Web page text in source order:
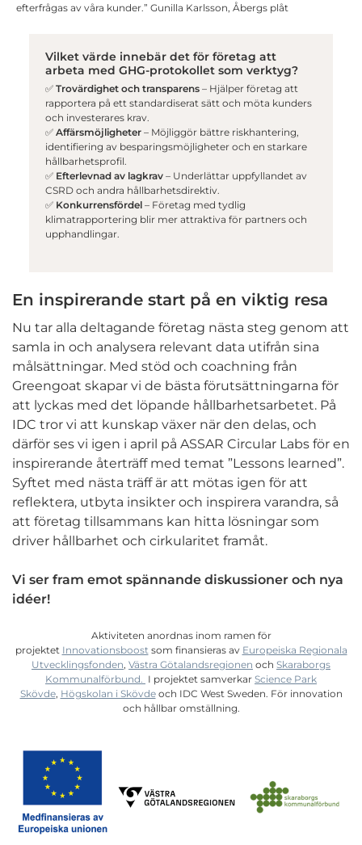
efterfrågas av våra kunder.” Gunilla Karlsson, Åbergs plåt
Vilket värde innebär det för företag att
arbeta med GHG-protokollet som verktyg?
✅ Trovärdighet och transparens– Hjälper företag att
rapportera på ett standardiserat sätt och möta kunders
och investerares krav.
✅ Affärsmöjligheter– Möjliggör bättre riskhantering,
identifiering av besparingsmöjligheter och en starkare
hållbarhetsprofil.
✅ Efterlevnad av lagkrav– Underlättar uppfyllandet av
CSRD och andra hållbarhetsdirektiv.
✅ Konkurrensfördel– Företag med tydlig
klimatrapportering blir mer attraktiva för partners och
upphandlingar.
En inspirerande start på en viktig resa
Nu tar alla deltagande företag nästa steg genom att
samla in och analysera relevant data utifrån sina
målsättningar. Med stöd och coachning från
Greengoat skapar vi de bästa förutsättningarna för
att lyckas med det löpande hållbarhetsarbetet. På
IDC tror vi att kunskap växer när den delas, och
därför ses vi igen i april på ASSAR Circular Labs för en
inspirerande återträff med temat ”Lessons learned”.
Syftet med nästa träff är att mötas igen för att
reflektera, utbyta insikter och inspirera varandra, så
att företag tillsammans kan hitta lösningar som
driver hållbarhet och cirkularitet framåt.
Vi ser fram emot spännande diskussioner och nya
idéer!
Aktiviteten anordnas inom ramen för
projektet Innovationsboost som finansieras av Europeiska Regionala
Utvecklingsfonden, Västra Götalandsregionen och Skaraborgs
Kommunalförbund.
I projektet samverkar Science Park
Skövde, Högskolan i Skövdeoch IDC West Sweden. För innovation
och hållbar omställning.